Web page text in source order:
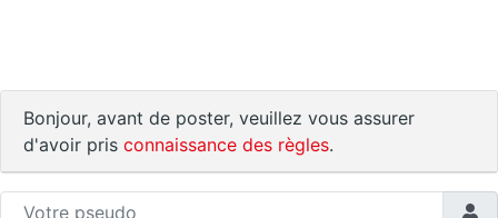
Bonjour, avant de poster, veuillez vous assurer
d'avoir pris connaissance des règles.